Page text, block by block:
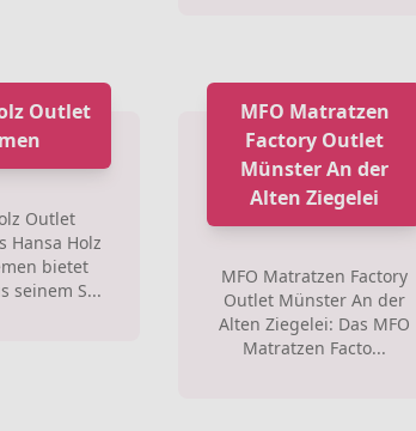
Outlet
Outlet
Hansa Holz
bietet
seinem S...
MFO Matratzen
Factory Outlet
Münster An der
Alten Ziegelei
MFO Matratzen Factory
Outlet Münster An der
Alten Ziegelei: Das MFO
Matratzen Facto...